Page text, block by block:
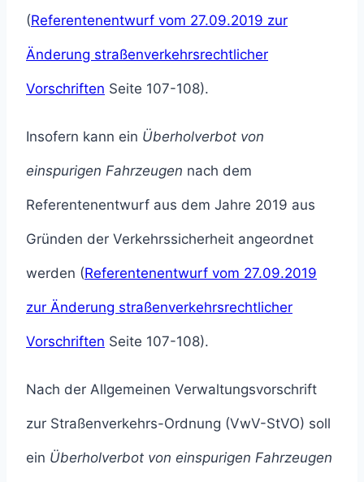
(Referentenentwurf vom 27.09.2019 zur
Änderung straßenverkehrsrechtlicher
Vorschriften Seite 107-108).
Insofern kann ein Überholverbot von
einspurigen Fahrzeugen nach dem
Referentenentwurf aus dem Jahre 2019 aus
Gründen der Verkehrssicherheit angeordnet
werden (Referentenentwurf vom 27.09.2019
zur Änderung straßenverkehrsrechtlicher
Vorschriften Seite 107-108).
Nach der Allgemeinen Verwaltungsvorschrift
zur Straßenverkehrs-Ordnung (VwV-StVO) soll
ein Überholverbot von einspurigen Fahrzeugen